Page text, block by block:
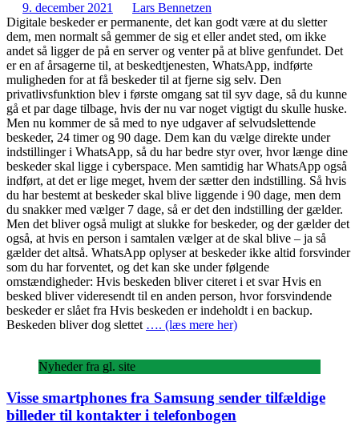
9. december 2021
Lars Bennetzen
Digitale beskeder er permanente, det kan godt være at du sletter
dem, men normalt så gemmer de sig et eller andet sted, om ikke
andet så ligger de på en server og venter på at blive genfundet. Det
er en af årsagerne til, at beskedtjenesten, WhatsApp, indførte
muligheden for at få beskeder til at fjerne sig selv. Den
privatlivsfunktion blev i første omgang sat til syv dage, så du kunne
gå et par dage tilbage, hvis der nu var noget vigtigt du skulle huske.
Men nu kommer de så med to nye udgaver af selvudslettende
beskeder, 24 timer og 90 dage. Dem kan du vælge direkte under
indstillinger i WhatsApp, så du har bedre styr over, hvor længe dine
beskeder skal ligge i cyberspace. Men samtidig har WhatsApp også
indført, at det er lige meget, hvem der sætter den indstilling. Så hvis
du har bestemt at beskeder skal blive liggende i 90 dage, men dem
du snakker med vælger 7 dage, så er det den indstilling der gælder.
Men det bliver også muligt at slukke for beskeder, og der gælder det
også, at hvis en person i samtalen vælger at de skal blive – ja så
gælder det altså. WhatsApp oplyser at beskeder ikke altid forsvinder
som du har forventet, og det kan ske under følgende
omstændigheder: Hvis beskeden bliver citeret i et svar Hvis en
besked bliver videresendt til en anden person, hvor forsvindende
beskeder er slået fra Hvis beskeden er indeholdt i en backup.
Beskeden bliver dog slettet …. (læs mere her)
Nyheder fra gl. site
Visse smartphones fra Samsung sender tilfældige
billeder til kontakter i telefonbogen